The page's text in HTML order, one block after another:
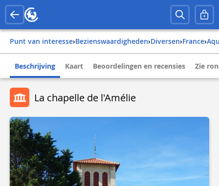
Punt van interesse› Bezienswaardigheden› Diversen› france›
Beschrijving Kaart Beoordelingen en recensies Zie
La chapelle de l'Amélie